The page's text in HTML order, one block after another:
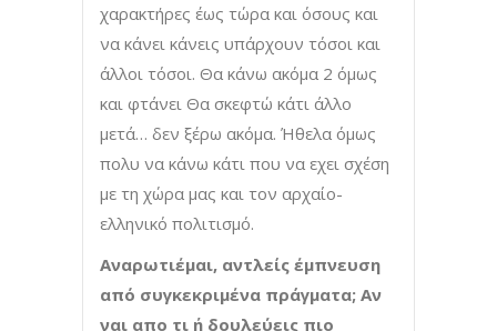
χαρακτήρες έως τώρα και όσους και
να κάνει κάνεις υπάρχουν τόσοι και
άλλοι τόσοι. Θα κάνω ακόμα 2 όμως
και φτάνει Θα σκεφτώ κάτι άλλο
μετά… δεν ξέρω ακόμα. Ήθελα όμως
πολυ να κάνω κάτι που να εχει σχέση
με τη χώρα μας και τον αρχαίο-
ελληνικό πολιτισμό.
Αναρωτιέμαι, αντλείς έμπνευση
από συγκεκριμένα πράγματα; Αν
ναι απο τι ή δουλεύεις πιο